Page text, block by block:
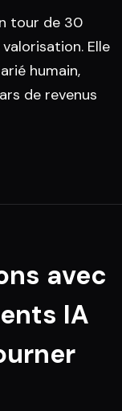
tour de 30
Elle
humain,
de revenus
avec
IA